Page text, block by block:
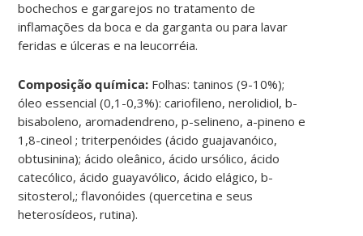
bochechos e gargarejos no tratamento de
inflamações da boca e da garganta ou para lavar
feridas e úlceras e na leucorréia.
Composição química: Folhas: taninos (9-10%);
óleo essencial (0,1-0,3%): cariofileno, nerolidiol, b-
bisaboleno, aromadendreno, p-selineno, a-pineno e
1,8-cineol ; triterpenóides (ácido guajavanóico,
obtusinina); ácido oleânico, ácido ursólico, ácido
catecólico, ácido guayavólico, ácido elágico, b-
sitosterol,; flavonóides (quercetina e seus
heterosídeos, rutina).